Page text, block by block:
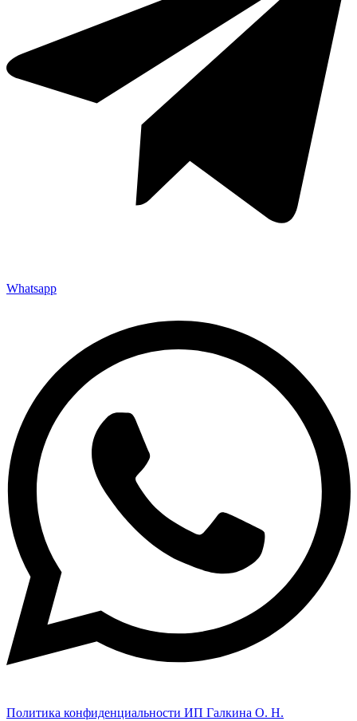
Whatsapp
Политика конфиденциальности ИП Галкина О. Н.